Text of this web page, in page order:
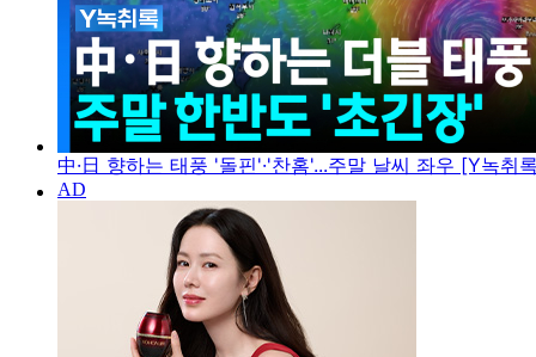
中·日 향하는 태풍 '돌핀'·'찬홈'...주말 날씨 좌우 [Y녹취